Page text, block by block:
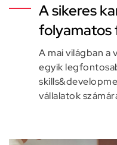
A sikeres
folyamatos
A mai világban a
egyik
vállalatok